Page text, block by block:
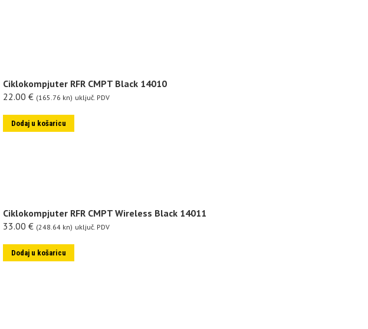
Ciklokompjuter RFR CMPT Black 14010
22.00 € (165.76 kn) uključ. PDV
Dodaj u košaricu
Ciklokompjuter RFR CMPT Wireless Black 14011
33.00 € (248.64 kn) uključ. PDV
Dodaj u košaricu